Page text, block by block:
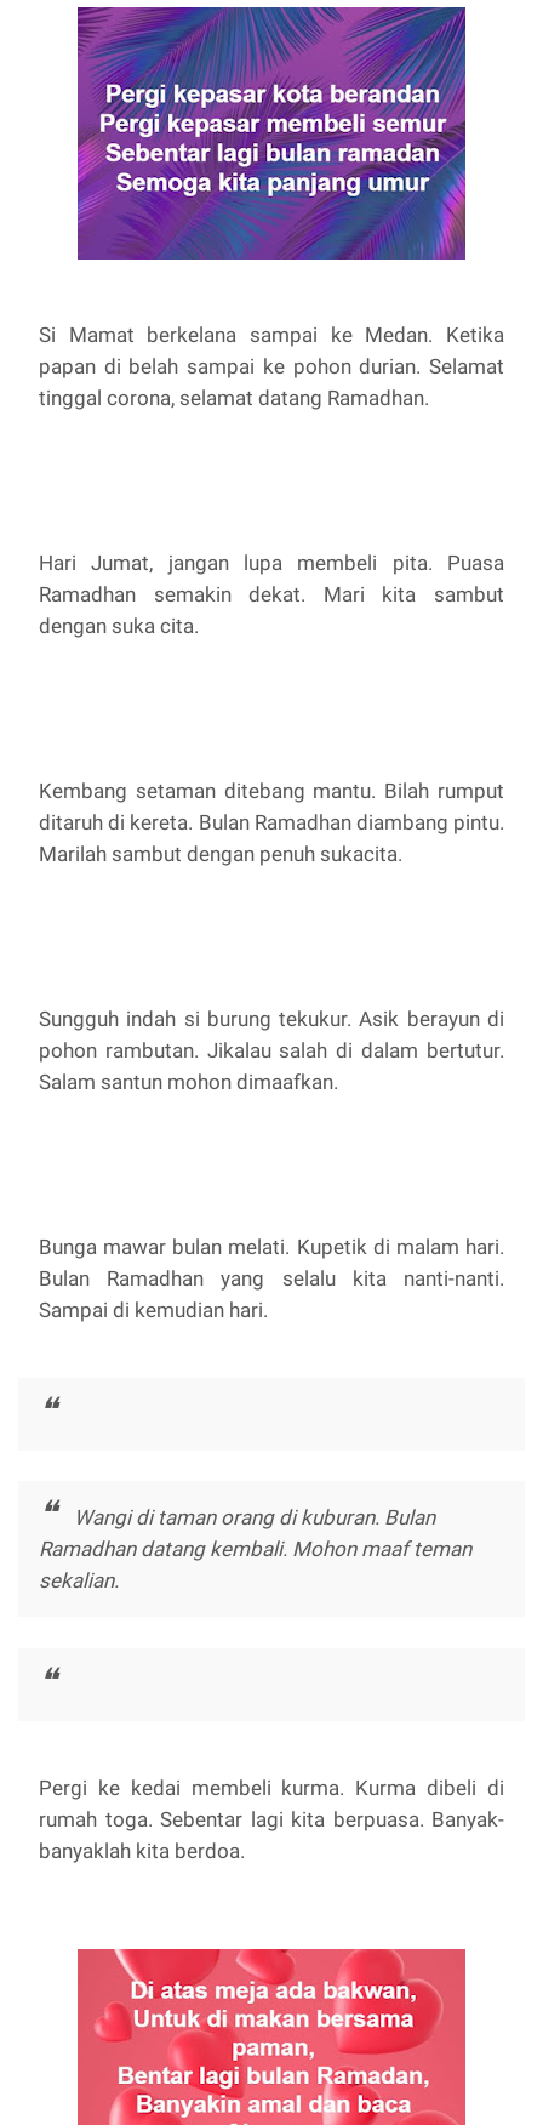
Si Mamat berkelana sampai ke Medan. Ketika
papan di belah sampai ke pohon durian. Selamat
tinggal corona, selamat datang Ramadhan.
Hari Jumat, jangan lupa membeli pita. Puasa
Ramadhan semakin dekat. Mari kita sambut
dengan suka cita.
Kembang setaman ditebang mantu. Bilah rumput
ditaruh di kereta. Bulan Ramadhan diambang pintu.
Marilah sambut dengan penuh sukacita.
Sungguh indah si burung tekukur. Asik berayun di
pohon rambutan. Jikalau salah di dalam bertutur.
Salam santun mohon dimaafkan.
Bunga mawar bulan melati. Kupetik di malam hari.
Bulan Ramadhan yang selalu kita nanti-nanti.
Sampai di kemudian hari.
Wangi di taman orang di kuburan. Bulan
Ramadhan datang kembali. Mohon maaf teman
sekalian.
Pergi ke kedai membeli kurma. Kurma dibeli di
rumah toga. Sebentar lagi kita berpuasa. Banyak-
banyaklah kita berdoa.